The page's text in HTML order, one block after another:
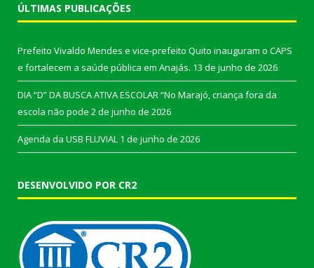
ÚLTIMAS PUBLICAÇÕES
Prefeito Vivaldo Mendes e vice-prefeito Quito inauguram o CAPS
e fortalecem a saúde pública em Anajás. 13 de junho de 2026
DIA “D” DA BUSCA ATIVA ESCOLAR “No Marajó, criança fora da
escola não pode 2 de junho de 2026
Agenda da USB FLUVIAL 1 de junho de 2026
DESENVOLVIDO POR CR2